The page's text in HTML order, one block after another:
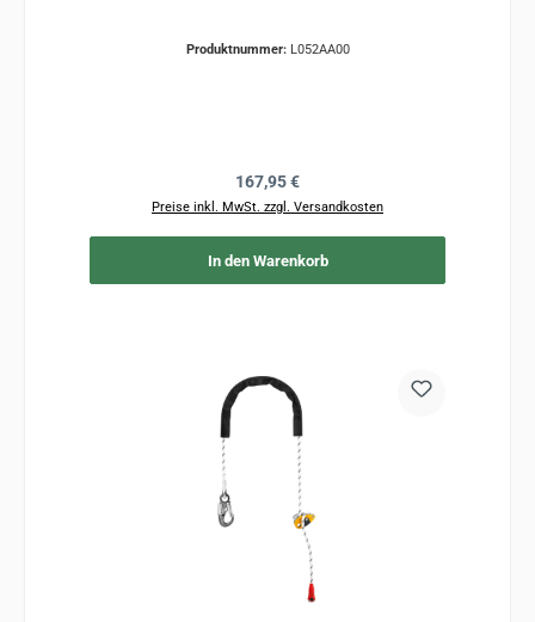
Produktnummer: L052AA00
Regulärer Preis:
167,95 €
Preise inkl. MwSt. zzgl. Versandkosten
In den Warenkorb